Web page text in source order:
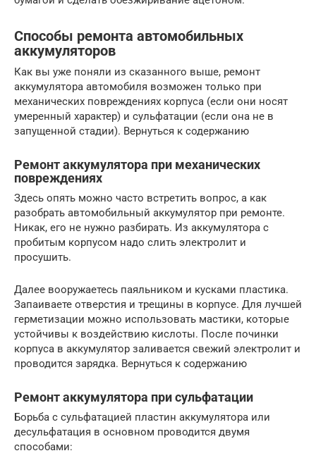
Способы ремонта автомобильных
аккумуляторов
Как вы уже поняли из сказанного выше, ремонт
аккумулятора автомобиля возможен только при
механических повреждениях корпуса (если они носят
умеренный характер) и сульфатации (если она не в
запущенной стадии). Вернуться к содержанию
Ремонт аккумулятора при механических
повреждениях
Здесь опять можно часто встретить вопрос, а как
разобрать автомобильный аккумулятор при ремонте.
Никак, его не нужно разбирать. Из аккумулятора с
пробитым корпусом надо слить электролит и
просушить.
Далее вооружаетесь паяльником и кусками пластика.
Запаиваете отверстия и трещины в корпусе. Для лучшей
герметизации можно использовать мастики, которые
устойчивы к воздействию кислоты. После починки
корпуса в аккумулятор заливается свежий электролит и
проводится зарядка. Вернуться к содержанию
Ремонт аккумулятора при сульфатации
Борьба с сульфатацией пластин аккумулятора или
десульфатация в основном проводится двумя
способами: